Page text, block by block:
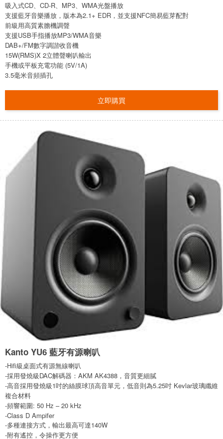
吸入式CD、CD-R、MP3、WMA光盤播放
支援藍牙音樂播放，版本為2.1+ EDR，並支援NFC簡易藍芽配對
前級用高質素膽機調聲
支援USB手指播放MP3/WMA音樂
DAB+/FM數字調諧收音機
15W(RMS)X 2立體聲喇叭輸出
手機或平板充電功能 (5V/1A)
3.5毫米音頻插孔
立即購買
Kanto YU6 藍牙有源喇叭
-Hifi級桌面式有源無線喇叭
-採用發燒級DAC解碼器：AKM AK4388，音質更細膩
-高音採用發燒級1吋的絲膜球頂高音單元，低音則為5.25吋 Kevlar玻璃纖維
複合材料
-頻響範圍: 50 Hz – 20 kHz
-Class D Ampifer
-多種連接方式，輸出最高可達140W
-附有遙控，令操作更方便